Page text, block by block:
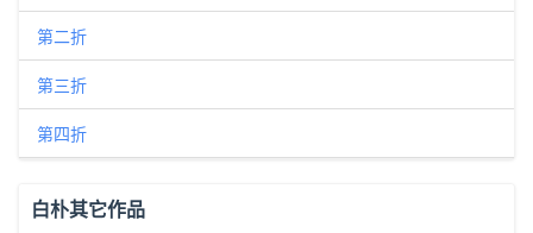
第二折
第三折
第四折
白朴其它作品